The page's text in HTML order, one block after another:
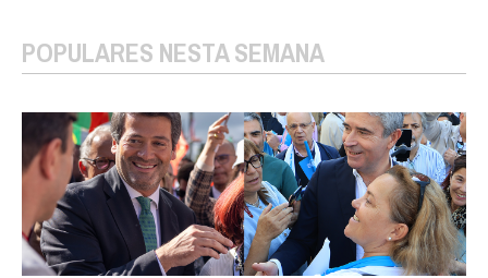
POPULARES NESTA SEMANA